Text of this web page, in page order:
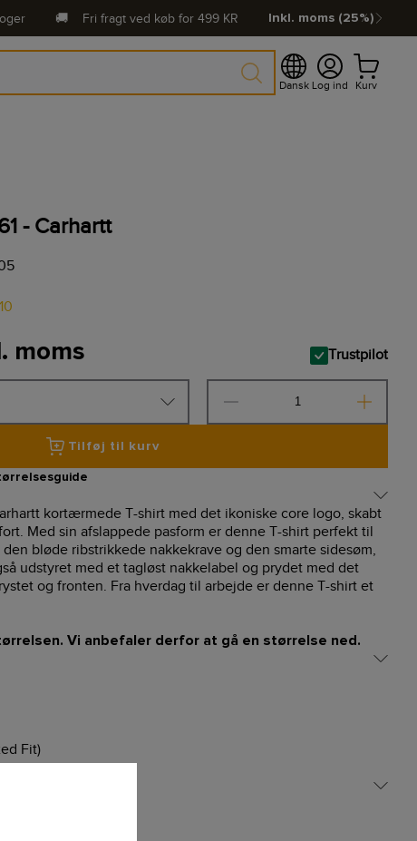
🚚 Fri fragt ved køb for 499 KR Inkl. moms (25%)
Dansk Log ind Kurv
- Carhartt
moms Trustpilot
Tilføj til kurv
kortærmede T-shirt med det ikoniske core logo, skabt
Med sin afslappede pasform er denne T-shirt perfekt til
bløde ribstrikkede nakkekrave og den smarte sidesøm,
udstyret med et tagløst nakkelabel og prydet med det
og fronten. Fra hverdag til arbejde er denne T-shirt et
Vi anbefaler derfor at gå en størrelse ned.
Fit)